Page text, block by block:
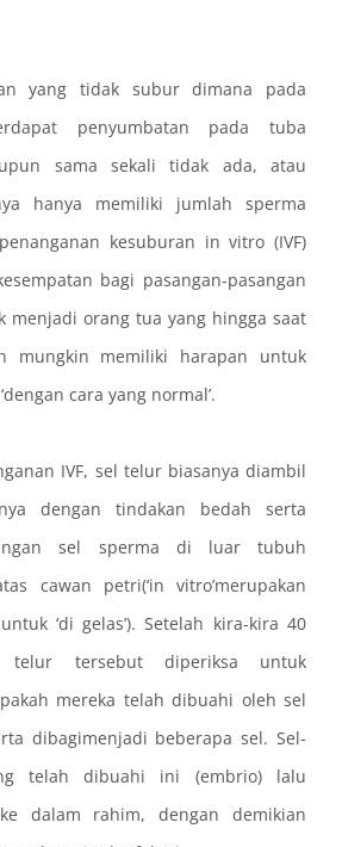
yang tidak subur dimana pada
penyumbatan pada tuba
sama sekali tidak ada, atau
hanya memiliki jumlah sperma
kesuburan in vitro (IVF)
bagi pasangan-pasangan
menjadi orang tua yang hingga saat
mungkin memiliki harapan untuk
cara yang normal’.
IVF, sel telur biasanya diambil
dengan tindakan bedah serta
sel sperma di luar tubuh
cawan petri(‘in vitro’merupakan
‘di gelas’). Setelah kira-kira 40
telur tersebut diperiksa untuk
mereka telah dibuahi oleh sel
dibagimenjadi beberapa sel. Sel-
telah dibuahi ini (embrio) lalu
dalam rahim, dengan demikian